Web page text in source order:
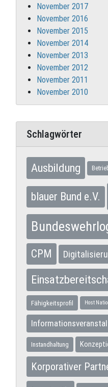
November 2017
November 2016
November 2015
November 2014
November 2013
November 2012
November 2011
November 2010
Schlagwörter
Ausbildung
blauer Bund e.V.
CPM
Fähigkeitsprofil Host
Instandhaltung
Korporativer